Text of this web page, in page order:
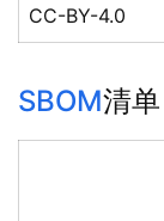
CC-BY-4.0
SBOM清单